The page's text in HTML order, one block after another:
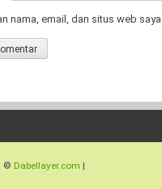
nama, email, dan situs web
© Dabellayer.com |